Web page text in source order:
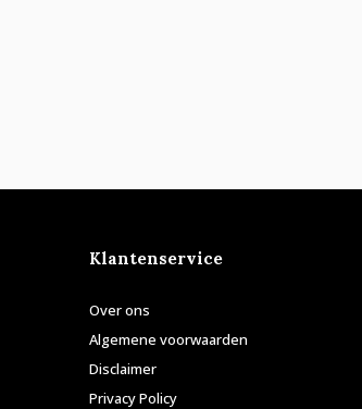
Klantenservice
Over ons
Algemene voorwaarden
Disclaimer
Privacy Policy